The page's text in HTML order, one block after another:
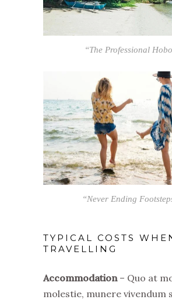
“The Professional
“Never Ending
TYPICAL COSTS
TRAVELLING
Accommodation– Quo at
molestie, munere vivendum